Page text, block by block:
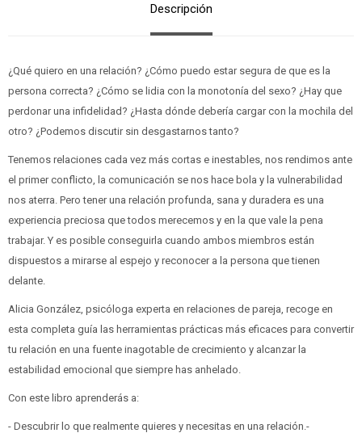
Descripción
¿Qué quiero en una relación? ¿Cómo puedo estar segura de que es la
persona correcta? ¿Cómo se lidia con la monotonía del sexo? ¿Hay que
perdonar una infidelidad? ¿Hasta dónde debería cargar con la mochila del
otro? ¿Podemos discutir sin desgastarnos tanto?
Tenemos relaciones cada vez más cortas e inestables, nos rendimos ante
el primer conflicto, la comunicación se nos hace bola y la vulnerabilidad
nos aterra. Pero tener una relación profunda, sana y duradera es una
experiencia preciosa que todos merecemos y en la que vale la pena
trabajar. Y es posible conseguirla cuando ambos miembros están
dispuestos a mirarse al espejo y reconocer a la persona que tienen
delante.
Alicia González, psicóloga experta en relaciones de pareja, recoge en
esta completa guía las herramientas prácticas más eficaces para convertir
tu relación en una fuente inagotable de crecimiento y alcanzar la
estabilidad emocional que siempre has anhelado.
Con este libro aprenderás a:
- Descubrir lo que realmente quieres y necesitas en una relación.-